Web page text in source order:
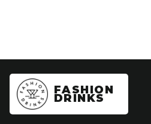
FASHION
DRINKS